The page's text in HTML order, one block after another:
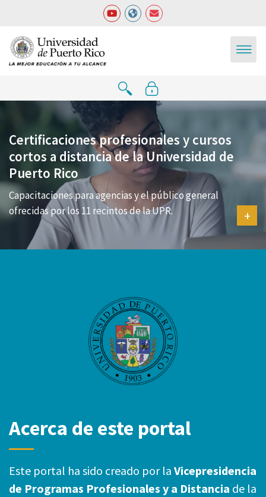
Salta al contenido principal
Certificaciones profesionales y cursos
cortos a distancia de la Universidad de
Puerto Rico
Capacitaciones para agencias y el público general
ofrecidas por los 11 recintos de la UPR.
+
Acerca de este portal
Este portal ha sido creado por la Vicepresidencia
de Programas Profesionales y a Distancia de la